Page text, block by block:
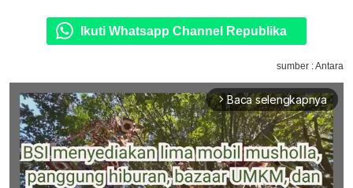
Ikuti Whatsapp Channel Republika
sumber : Antara
arrow_forward_ios Baca selengkapnya